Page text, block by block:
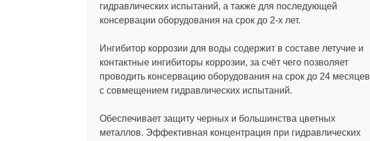
гидравлических испытаний, а также для последующей
консервации оборудования на срок до 2-х лет.
Ингибитор коррозии для воды содержит в составе летучие и
контактные ингибиторы коррозии, за счёт чего позволяет
проводить консервацию оборудования на срок до 24 месяцев
с совмещением гидравлических испытаний.
Обеспечивает защиту черных и большинства цветных
металлов. Эффективная концентрация при гидравлических